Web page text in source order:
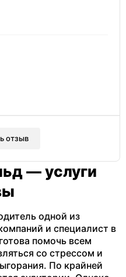
отзыв
— услуги
одной из
и специалист в
помочь всем
со стрессом и
По крайней